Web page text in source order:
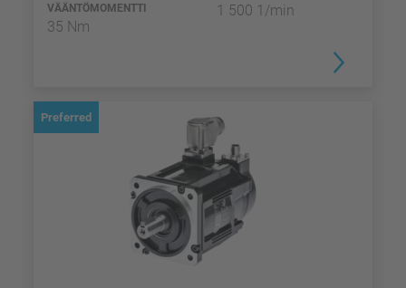
VÄÄNTÖMOMENTTI
35 Nm
1 500 1/min
Preferred